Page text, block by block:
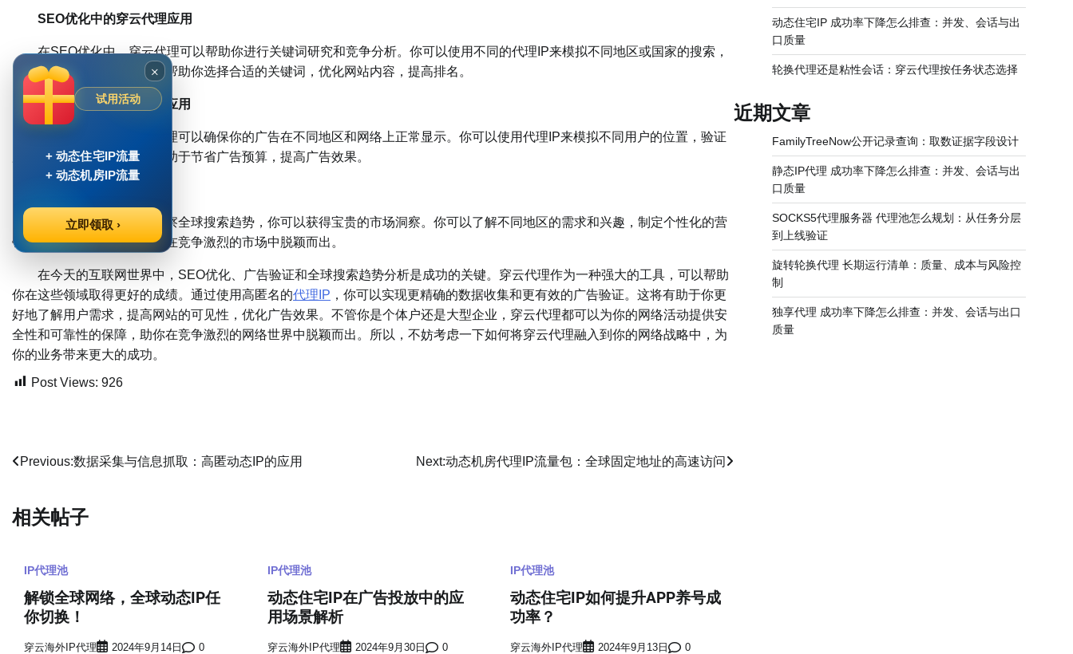
SEO优化中的穿云代理应用
在SEO优化中，穿云代理可以帮助你进行关键词研究和竞争分析。你可以使用不同的代理IP来模拟不同地区或国家的搜索，
了解全球搜索趋势。这可以帮助你选择合适的关键词，优化网站内容，提高排名。
广告验证中的穿云代理应用
在广告验证中，穿云代理可以确保你的广告在不同地区和网络上正常显示。你可以使用代理IP来模拟不同用户的位置，验证
广告的可见性和质量。这有助于节省广告预算，提高广告效果。
通过使用穿云代理来观察全球搜索趋势，你可以获得宝贵的市场洞察。你可以了解不同地区的需求和兴趣，制定个性化的营
销策略。这可以让你的业务在竞争激烈的市场中脱颖而出。
在今天的互联网世界中，SEO优化、广告验证和全球搜索趋势分析是成功的关键。穿云代理作为一种强大的工具，可以帮助
你在这些领域取得更好的成绩。通过使用高匿名的代理IP ，你可以实现更精确的数据收集和更有效的广告验证。这将有助于你更
好地了解用户需求，提高网站的可见性，优化广告效果。不管你是个体户还是大型企业，穿云代理都可以为你的网络活动提供安
全性和可靠性的保障，助你在竞争激烈的网络世界中脱颖而出。所以，不妨考虑一下如何将穿云代理融入到你的网络战略中，为
你的业务带来更大的成功。
Post Views: 926
文
导
Previous:数据采集与信息抓取：高匿动态IP的应用 Next:动态机房代理IP流量包：全球固定地址的高速访问
相关帖子
IP代理池
解锁全球网络，全球动态IP任
你切换！
穿云海外IP代理 2024年9月14日 0
IP代理池
动态住宅IP在广告投放中的应
用场景解析
穿云海外IP代理 2024年9月30日 0
IP代理池
动态住宅IP如何提升APP养号成
功率？
穿云海外IP代理 2024年9月13日 0
动态住宅IP 成功率下降怎么排查：并发、会话与出
口质量
轮换代理还是粘性会话：穿云代理按任务状态选择
近期文章
FamilyTreeNow公开记录查询：取数证据字段设计
静态IP代理 成功率下降怎么排查：并发、会话与出
口质量
SOCKS5代理服务器 代理池怎么规划：从任务分层
到上线验证
旋转轮换代理 长期运行清单：质量、成本与风险控
制
独享代理 成功率下降怎么排查：并发、会话与出口
质量
×
试用活动
+ 动态住宅IP流量
+ 动态机房IP流量
立即领取 ›